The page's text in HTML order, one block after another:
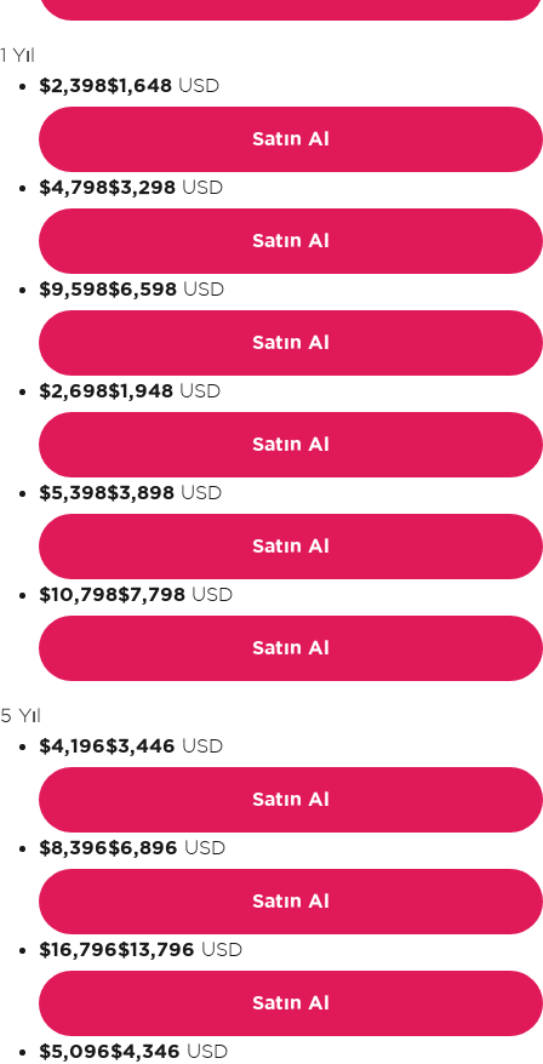
1 Yıl
$2,398$1,648 USD
Satın Al
$4,798$3,298 USD
Satın Al
$9,598$6,598 USD
Satın Al
$2,698$1,948 USD
Satın Al
$5,398$3,898 USD
Satın Al
$10,798$7,798 USD
Satın Al
5 Yıl
$4,196$3,446 USD
Satın Al
$8,396$6,896 USD
Satın Al
$16,796$13,796 USD
Satın Al
$5,096$4,346 USD